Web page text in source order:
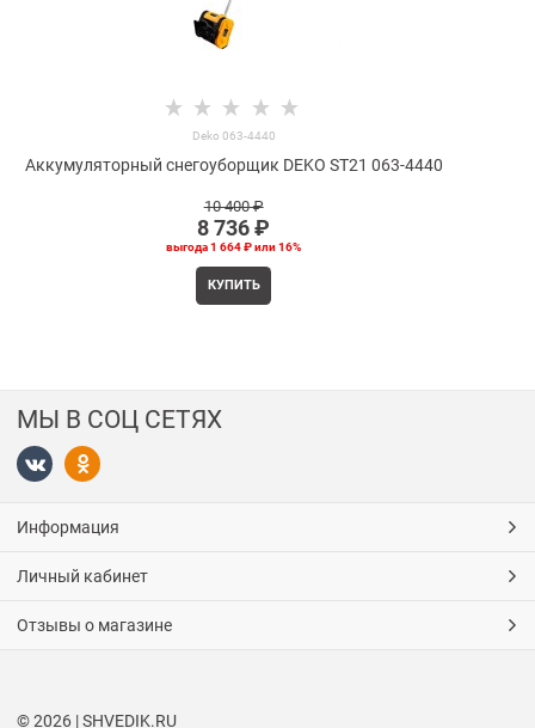
Deko 063-4440
Аккумуляторный снегоуборщик DEKO ST21 063-4440
10 400 ₽
8 736 ₽
выгода1 664 ₽или16%
КУПИТЬ
МЫ В СОЦ СЕТЯХ
Информация
Личный кабинет
Отзывы о магазине
© 2026 | SHVEDIK.RU